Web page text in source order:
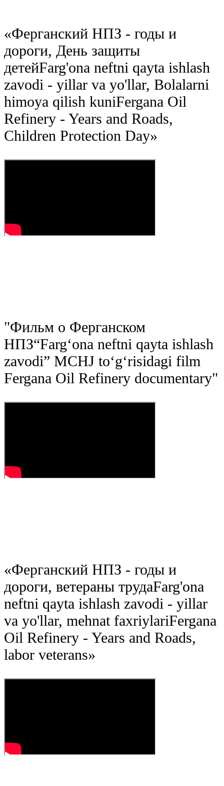
«Ферганский НПЗ - годы и
дороги, День защиты
детейFarg'ona neftni qayta ishlash
zavodi - yillar va yo'llar, Bolalarni
himoya qilish kuniFergana Oil
Refinery - Years and Roads,
Children Protection Day»
"Фильм о Ферганском
НПЗ“Farg‘ona neftni qayta ishlash
zavodi” MCHJ to‘g‘risidagi film
Fergana Oil Refinery documentary"
«Ферганский НПЗ - годы и
дороги, ветераны трудаFarg'ona
neftni qayta ishlash zavodi - yillar
va yo'llar, mehnat faxriylariFergana
Oil Refinery - Years and Roads,
labor veterans»